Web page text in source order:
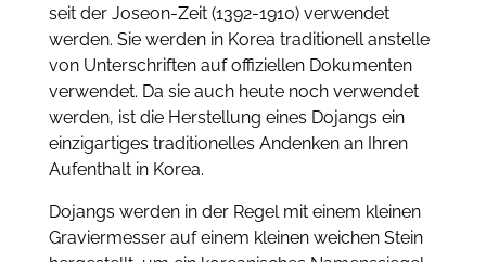
seit der Joseon-Zeit (1392-1910) verwendet
werden. Sie werden in Korea traditionell anstelle
von Unterschriften auf offiziellen Dokumenten
verwendet. Da sie auch heute noch verwendet
werden, ist die Herstellung eines Dojangs ein
einzigartiges traditionelles Andenken an Ihren
Aufenthalt in Korea.
Dojangs werden in der Regel mit einem kleinen
Graviermesser auf einem kleinen weichen Stein